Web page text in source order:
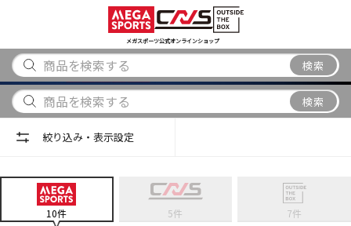
メガスポーツ公式オンラインショップ
検索
アウトドア
から探す
ブランド
から探す
検索
絞り込み・表示設定
10件 5件 7件